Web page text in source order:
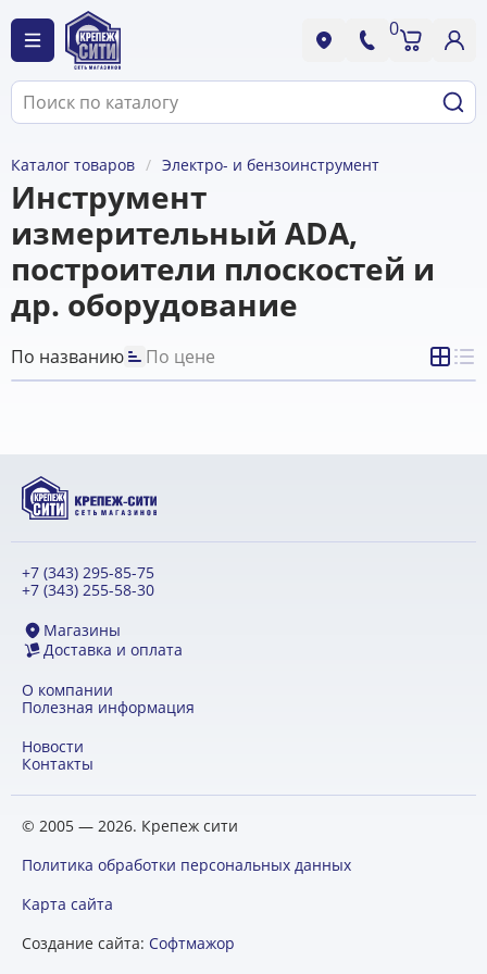
0
Каталог товаров Электро- и бензоинструмент
Инструмент
измерительный ADA,
построители плоскостей и
др. оборудование
По названию По цене
+7 (343) 295-85-75
+7 (343) 255-58-30
Магазины
Доставка и оплата
О компании
Полезная информация
Новости
Контакты
© 2005 — 2026. Крепеж сити
Политика обработки персональных данных
Карта сайта
Создание сайта: Софтмажор